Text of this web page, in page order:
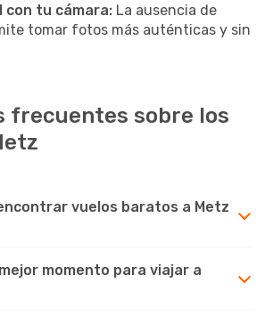
con tu cámara: La ausencia de
tomar fotos más auténticas y sin
frecuentes sobre los
vuelos baratos a Metz
momento para viajar a